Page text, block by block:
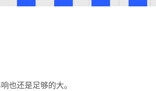
也还是足够的大。